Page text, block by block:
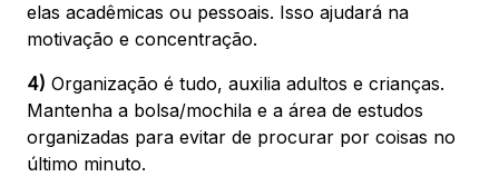
elas acadêmicas ou pessoais. Isso ajudará na
motivação e concentração.
4) Organização é tudo, auxilia adultos e crianças.
Mantenha a bolsa/mochila e a área de estudos
organizadas para evitar de procurar por coisas no
último minuto.